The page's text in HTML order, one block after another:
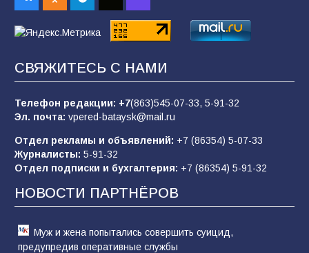
заявления о мобилизации — это
пропагандистский вброс
85 01.08.2026
«Слухами Москву не возьмёшь»: почему
заявления Киева о мобилизации — это
отчаяние, а не разведка
81 02.08.2026
СВЯЖИТЕСЬ С НАМИ
Телефон редакции: +7(863)545-07-33, 5-91-32
Эл. почта: vpered-bataysk@mail.ru
Отдел рекламы и объявлений: +7 (86354) 5-07-33
Журналисты: 5-91-32
Отдел подписки и бухгалтерия: +7 (86354) 5-91-32
НОВОСТИ ПАРТНЁРОВ
Муж и жена попытались совершить суицид,
предупредив оперативные службы